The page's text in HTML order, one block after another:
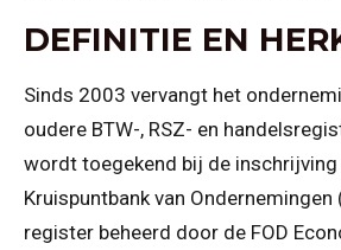
DEFINITIE EN
Sinds 2003 vervangt het
oudere BTW-, RSZ- en
wordt toegekend bij de inschrijving
Kruispuntbank van Ondernemingen
register beheerd door de FOD